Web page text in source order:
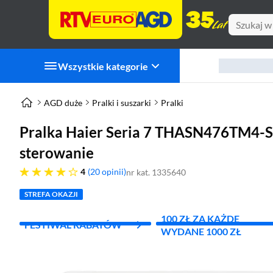
Wszystkie kategorie
AGD duże Pralki i suszarki Pralki
Pralka Haier Seria 7
sterowanie
4
cztery gwiazdki 20 opinii nr kat. 1335640
STREFA OKAZJI
FESTIWAL RABATÓW
100 ZŁ ZA KAŻDE
WYDANE 1000 ZŁ